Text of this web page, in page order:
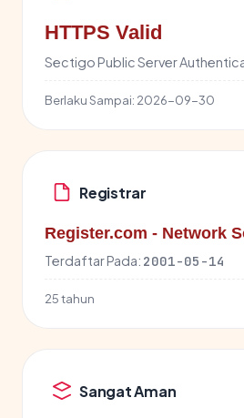
HTTPS Valid
Sectigo Public Server
Berlaku Sampai: 2026-09-30
Registrar
Register.com - Network
Terdaftar Pada: 2001-05-14
25 tahun
Sangat Aman